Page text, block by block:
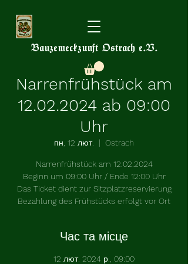
Bauzemeckzunft Ostrach e.V.
Narrenfrühstück am
12.02.2024 ab 09:00
Uhr
пн, 12 лют.
  |
Ostrach
Narrenfrühstück am 12.02.2024
Beginn um 09:00 Uhr / Ende 12:00 Uhr
Das Ticket dient zur Sitzplatzreservierung
Час та місце
12 лют. 2024 р., 09:00